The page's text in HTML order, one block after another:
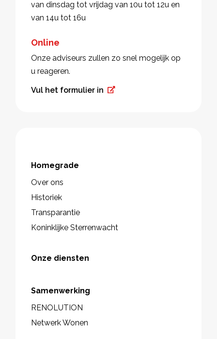
van dinsdag tot vrijdag van 10u tot 12u en
van 14u tot 16u
Online
Onze adviseurs zullen zo snel mogelijk op
u reageren.
Vul het formulier in
Homegrade
Over ons
Historiek
Transparantie
Koninklijke Sterrenwacht
Onze diensten
Samenwerking
RENOLUTION
Netwerk Wonen